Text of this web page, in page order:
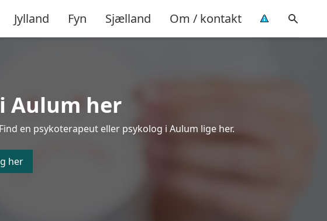
Jylland Fyn Sjælland Om / kontakt
Aulum her
en psykoterapeut eller psykolog i Aulum lige her.
her